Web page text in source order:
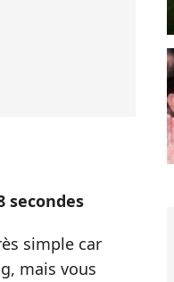
secondes
simple car
mais vous